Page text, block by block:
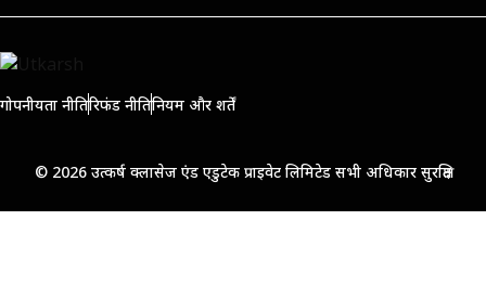
गोपनीयता नीतिरिफंड नीतिनियम और शर्तें
© 2026 उत्कर्ष क्लासेज एंड एडुटेक प्राइवेट लिमिटेड सभी अधिकार सुरक्षित